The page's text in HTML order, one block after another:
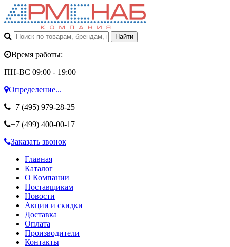
Время работы:
ПН-ВС 09:00 - 19:00
Определение...
+7 (495) 979-28-25
+7 (499) 400-00-17
Заказать звонок
Главная
Каталог
О Компании
Поставщикам
Новости
Акции и скидки
Доставка
Оплата
Производители
Контакты